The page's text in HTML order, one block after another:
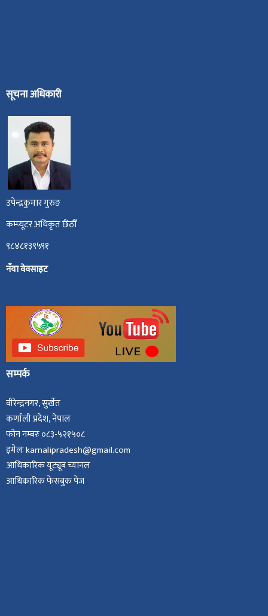
सूचना अधिकारी
उपेन्द्रकुमार गुरुङ
कम्प्यूटर अधिकृत छैंठौँ
९८४८१३९५९१
नँया वेवसाइट
सम्पर्क
वीरेन्द्रनगर, सुर्खेत
कर्णाली प्रदेश, नेपाल
फोन नम्बरः ०८३-५२१५०८
इमेलः karnalipradesh@gmail.com
आधिकारिक यूट्यूब च्यानल
आधिकारिक फेसबुक पेज